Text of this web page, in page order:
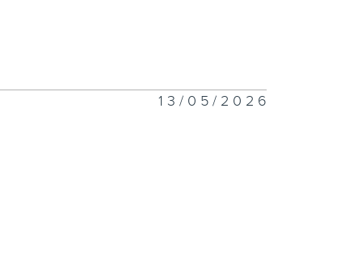
13/05/2026